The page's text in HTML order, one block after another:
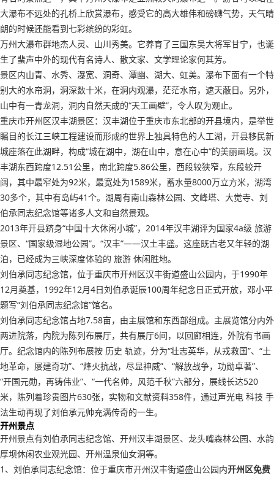
大瀑布不远处的孔桥上欣赏瀑布，感受它的高大雄伟和磅礴气势，天气晴
朗的时候还能看到七彩缤纷的彩虹。
万州大瀑布群地杰人灵、山川秀美。它养育了三国东吴大将军甘宁，也诞
生了蜚声中外的现代有名诗人、散文家、文学理论家何其芳。
景区内山青、水秀、瀑宽、洞奇、潭幽、湖大、虹美。瀑布下面有一个特
别大的水帘洞，洞深数十米，在洞内观瀑，茫茫水帘，遮天蔽日。另外，
山中有一青龙洞，洞内自然天成的“天工画壁”，令人叹为观止。
重庆市开州区汉丰湖景区：汉丰湖位于重庆市东北部的开县境内，是举世
瞩目的长江三峡工程建设而形成的世界上独具特色的人工湖，开县移民新
城座落在此湖畔，构成“城在湖中，湖在山中，意在心中”的美丽画境。汉
丰湖东西跨度12.51公里，南北跨度5.86公里，西段较狭窄，东段较开
阔，其中最窄处为92米，最宽处为1589米，蓄水量8000万立方米，湖湾
30多个，其中有岛屿41个。湖周有南山森林公园、文峰塔、大觉寺、刘
伯承同志纪念馆等诸多人文和自然景观。
2013年开县跻身“中国十大休闲小城”，2014年汉丰湖评为国家4a级 旅游
景区、“国家级湿地公园”。“汉丰”——汉土丰盛。这座既古老又年轻的湖
泊，已经成为三峡深度体验的 旅游 休闲胜地。
刘伯承同志纪念馆，位于重庆市开州区汉丰街道盛山公园内，于1990年
12月奠基，1992年12月4日刘伯承诞辰100周年纪念日正式开放，邓小平
题写“刘伯承同志纪念馆”馆名。
刘伯承同志纪念馆占地7.58亩，由主展馆和东西部组成。主展览馆分内外
两进院落，内院为陈列布展厅，共有展厅6间，以回廊相连，外院有书画
厅。纪念馆内的陈列布展按 历史 轨迹，分为“壮志英华，从戎救国”、“土
地革命，屡建奇功”、“烽火抗战，尽显神威”、“解放战争，功勋卓著”、
“开国元勋，再铸伟业”、“一代名帅，风范千秋”六部分，展线长达520
米，陈列着珍贵图片630张，实物和文献资料358件，通过声光电 科技 手
法生动再现了刘伯承元帅充满传奇的一生。
开州景点
开州景点有刘伯承同志纪念馆、开州汉丰湖景区、龙头嘴森林公园、水韵
厚坝休闲农业观光园、开州温泉仙女洞等。
1、刘伯承同志纪念馆：位于重庆市开州汉丰街道盛山公园内开州区免费